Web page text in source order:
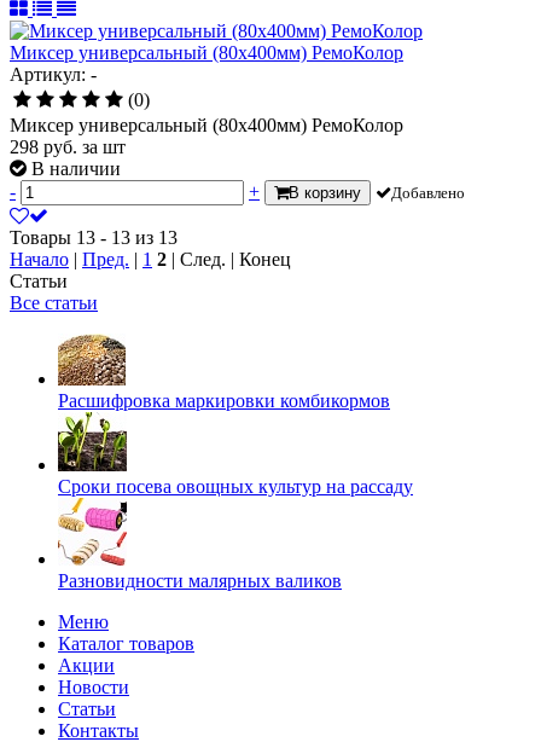
Миксер универсальный (80х400мм) РемоКолор
Артикул: -
(0)
Миксер универсальный (80х400мм) РемоКолор
298 руб. за шт
В наличии
-
+ В корзину Добавлено
Товары 13 - 13 из 13
Начало | Пред. | 1 2 | След. | Конец
Статьи
Все статьи
Расшифровка маркировки комбикормов
Сроки посева овощных культур на рассаду
Разновидности малярных валиков
Меню
Каталог товаров
Акции
Новости
Статьи
Контакты